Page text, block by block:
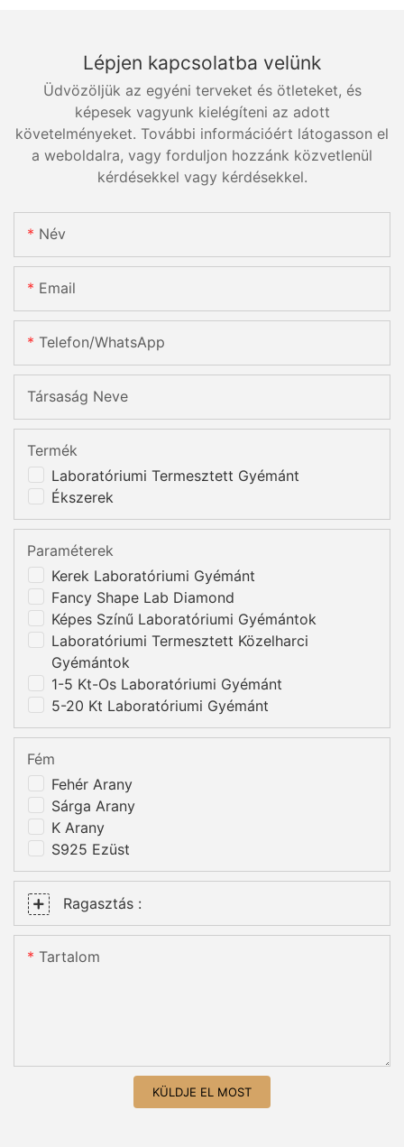
Lépjen kapcsolatba velünk
Üdvözöljük az egyéni terveket és ötleteket, és
képesek vagyunk kielégíteni az adott
követelményeket. További információért látogasson el
a weboldalra, vagy forduljon hozzánk közvetlenül
kérdésekkel vagy kérdésekkel.
Név
Email
Telefon/WhatsApp
Társaság Neve
Laboratóriumi Termesztett Gyémánt
Ékszerek
Termék
Kerek Laboratóriumi Gyémánt
Fancy Shape Lab Diamond
Képes Színű Laboratóriumi Gyémántok
Laboratóriumi Termesztett Közelharci
Gyémántok
1-5 Kt-Os Laboratóriumi Gyémánt
5-20 Kt Laboratóriumi Gyémánt
Paraméterek
Fehér Arany
Sárga Arany
K Arany
S925 Ezüst
Fém
Ragasztás :
Tartalom
KÜLDJE EL MOST